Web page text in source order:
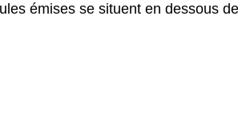
émises se situent en dessous